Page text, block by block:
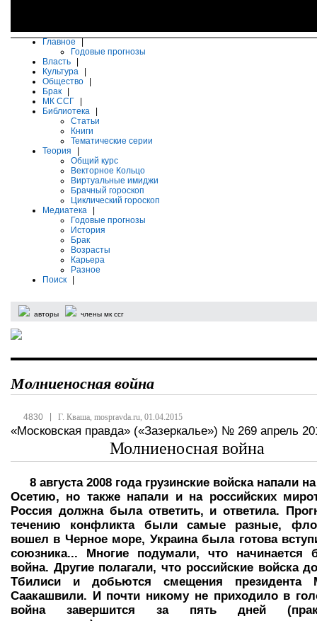
Главное
Годовые прогнозы
Власть
Культура
Общество
Брак
МК ССГ
Библиотека
Статьи
Книги
Тематические серии
Теория
Общий курс
Векторное Кольцо
Виртуальные имиджи
Брачный гороскоп
Циклический гороскоп
Медиатека
Годовые прогнозы
История
Брак
Возрасты
Карьера
Разное
Поиск
авторы члены мк ссг
Молниеносная война
4830 Г. Кваша, mospravda.ru, 01.04.2015
«Московская правда» («Зазеркалье») № 269 апрель
Молниеносная война
8 августа 2008 года грузинские войска напали
Осетию, но также напали и на российских
Россия должна была ответить, и ответила.
течению конфликта были самые разные,
вошел в Черное море, Украина была готова
союзника... Многие подумали, что начинается
война. Другие полагали, что российские войска
Тбилиси и добьются смещения президента
Саакашвили. И почти никому не приходило в
война завершится за пять дней